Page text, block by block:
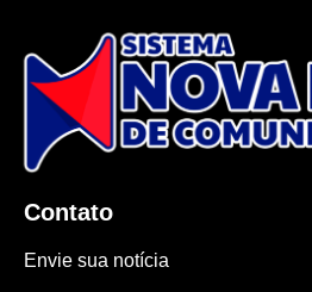
Contato
Envie sua notícia